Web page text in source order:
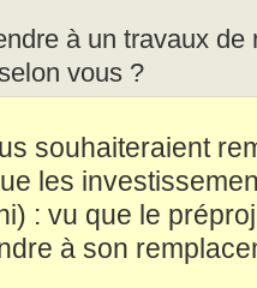
à un travaux
vous ?
souhaiteraient
les
: vu que le
à son